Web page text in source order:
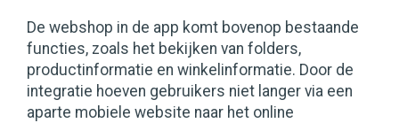
De webshop in de app komt bovenop bestaande
functies, zoals het bekijken van folders,
productinformatie en winkelinformatie. Door de
integratie hoeven gebruikers niet langer via een
aparte mobiele website naar het online